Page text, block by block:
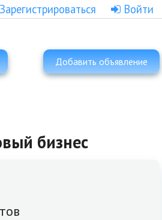
Зарегистрироваться Войти
Добавить объявление
бизнес